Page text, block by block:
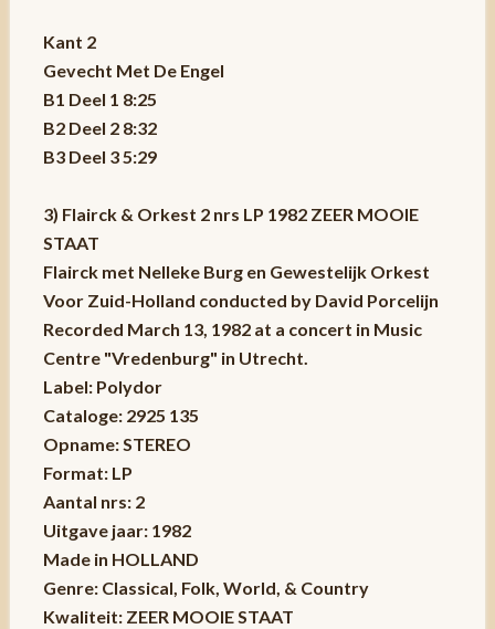
Kant 2
Gevecht Met De Engel
B1 Deel 1 8:25
B2 Deel 2 8:32
B3 Deel 3 5:29
3) Flairck & Orkest 2 nrs LP 1982 ZEER MOOIE
STAAT
Flairck met Nelleke Burg en Gewestelijk Orkest
Voor Zuid-Holland conducted by David Porcelijn
Recorded March 13, 1982 at a concert in Music
Centre "Vredenburg" in Utrecht.
Label: Polydor
Cataloge: 2925 135
Opname: STEREO
Format: LP
Aantal nrs: 2
Uitgave jaar: 1982
Made in HOLLAND
Genre: Classical, Folk, World, & Country
Kwaliteit: ZEER MOOIE STAAT